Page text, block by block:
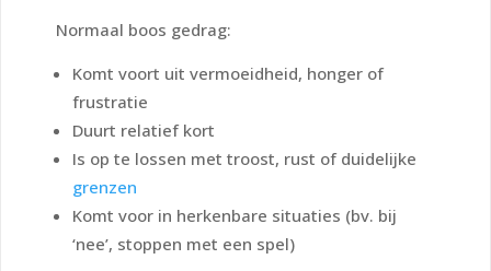
Normaal boos gedrag:
Komt voort uit vermoeidheid, honger of
frustratie
Duurt relatief kort
Is op te lossen met troost, rust of duidelijke
grenzen
Komt voor in herkenbare situaties (bv. bij
‘nee’, stoppen met een spel)